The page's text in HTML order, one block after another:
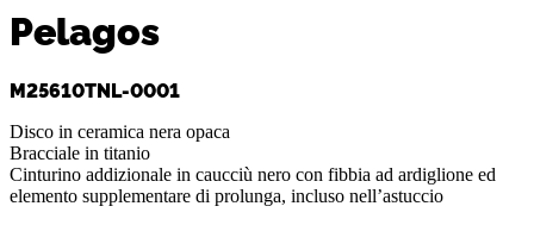
Pelagos
M25610TNL-0001
Disco in ceramica nera opaca
Bracciale in titanio
Cinturino addizionale in caucciù nero con fibbia ad ardiglione ed
elemento supplementare di prolunga, incluso nell’astuccio